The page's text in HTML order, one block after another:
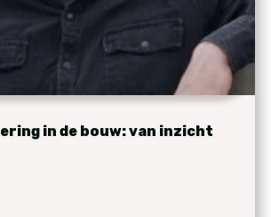
in de bouw: van inzicht